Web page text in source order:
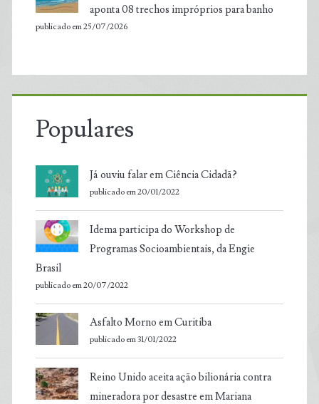
aponta 08 trechos impróprios para banho
publicado em 25/07/2026
Populares
Já ouviu falar em Ciência Cidadã?
publicado em 20/01/2022
Idema participa do Workshop de
Programas Socioambientais, da Engie
Brasil
publicado em 20/07/2022
Asfalto Morno em Curitiba
publicado em 31/01/2022
Reino Unido aceita ação bilionária contra
mineradora por desastre em Mariana